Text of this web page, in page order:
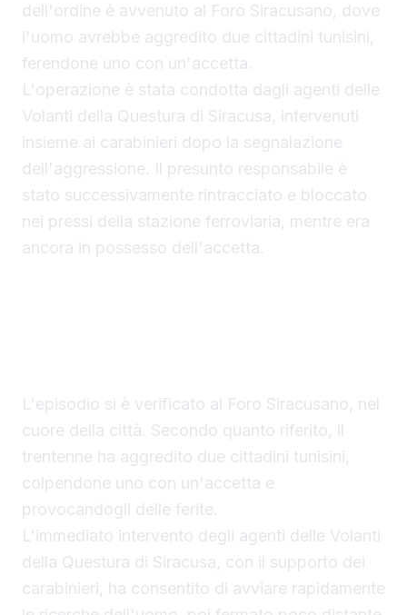
dell'ordine è avvenuto al Foro Siracusano, dove
l'uomo avrebbe aggredito due cittadini tunisini,
ferendone uno con un'accetta.
L'operazione è stata condotta dagli agenti delle
Volanti della Questura di Siracusa, intervenuti
insieme ai carabinieri dopo la segnalazione
dell'aggressione. Il presunto responsabile è
stato successivamente rintracciato e bloccato
nei pressi della stazione ferroviaria, mentre era
ancora in possesso dell'accetta.
L'episodio si è verificato al Foro Siracusano, nel
cuore della città. Secondo quanto riferito, il
trentenne ha aggredito due cittadini tunisini,
colpendone uno con un'accetta e
provocandogli delle ferite.
L'immediato intervento degli agenti delle Volanti
della Questura di Siracusa, con il supporto dei
carabinieri, ha consentito di avviare rapidamente